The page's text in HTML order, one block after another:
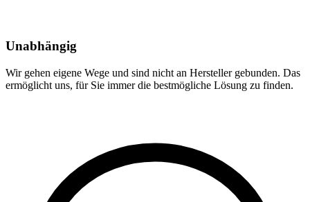
Unabhängig
Wir gehen eigene Wege und sind nicht an Hersteller gebunden. Das
ermöglicht uns, für Sie immer die bestmögliche Lösung zu finden.